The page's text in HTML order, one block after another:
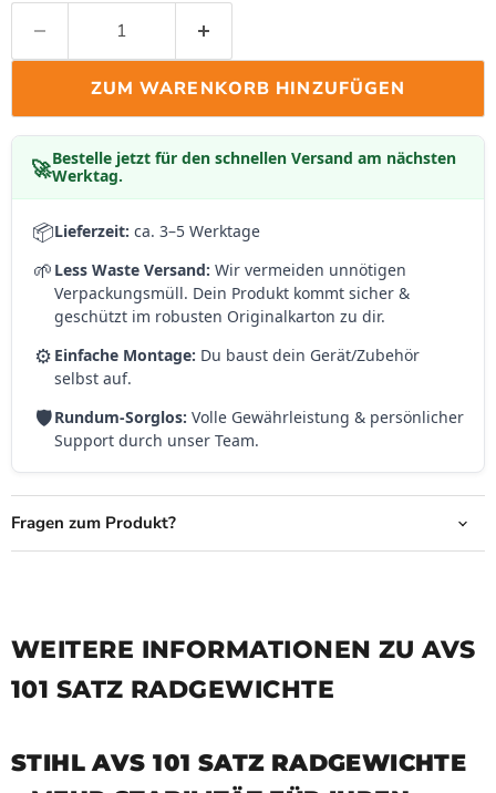
ZUM WARENKORB HINZUFÜGEN
🚀Bestelle jetzt für den schnellen Versand am nächsten
Werktag.
📦Lieferzeit: ca. 3–5 Werktage
🌱 Less Waste Versand: Wir vermeiden unnötigen
Verpackungsmüll. Dein Produkt kommt sicher &
geschützt im robusten Originalkarton zu dir.
⚙️ Einfache Montage: Du baust dein Gerät/Zubehör
selbst auf.
🛡️Rundum-Sorglos: Volle Gewährleistung & persönlicher
Support durch unser Team.
Fragen zum Produkt?
WEITERE INFORMATIONEN ZU AVS
101 SATZ RADGEWICHTE
STIHL AVS 101 SATZ RADGEWICHTE